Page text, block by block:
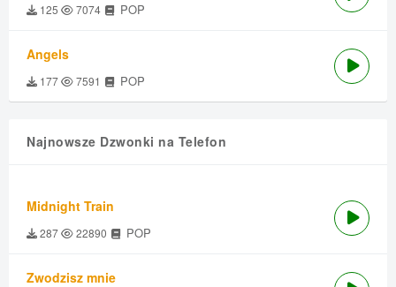
125 7074 POP
Angels
177 7591 POP
Najnowsze Dzwonki na Telefon
Midnight Train
287 22890 POP
Zwodzisz mnie